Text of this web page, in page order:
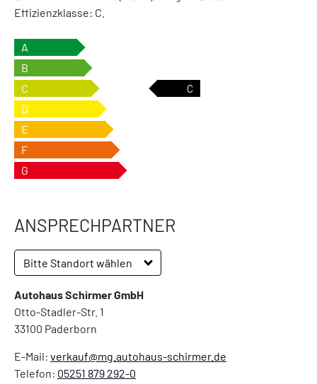
Effizienzklasse: C.
A
B
C
C
D
E
F
G
ANSPRECHPARTNER
Bitte Standort wählen
Autohaus Schirmer GmbH
Otto-Stadler-Str. 1
33100 Paderborn
E-Mail: verkauf@mg.autohaus-schirmer.de
Telefon: 05251 879 292-0